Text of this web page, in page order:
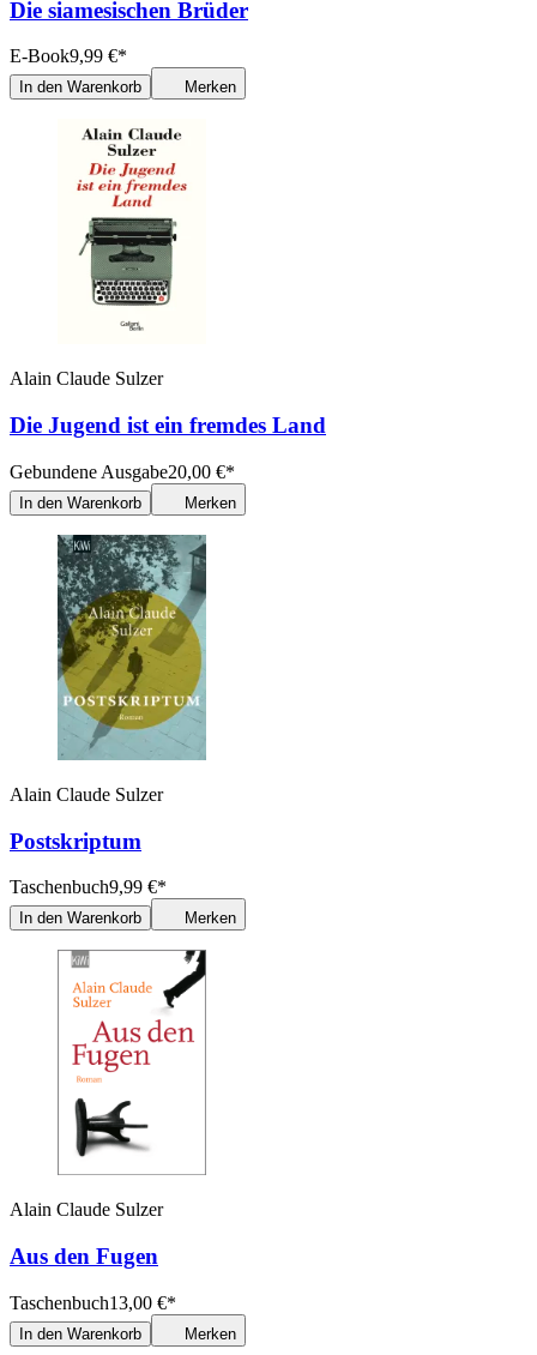
Die siamesischen Brüder
E-Book9,99 €*
In den Warenkorb Merken
Alain Claude Sulzer
Die Jugend ist ein fremdes Land
Gebundene Ausgabe20,00 €*
In den Warenkorb Merken
Alain Claude Sulzer
Postskriptum
Taschenbuch9,99 €*
In den Warenkorb Merken
Alain Claude Sulzer
Aus den Fugen
Taschenbuch13,00 €*
In den Warenkorb Merken